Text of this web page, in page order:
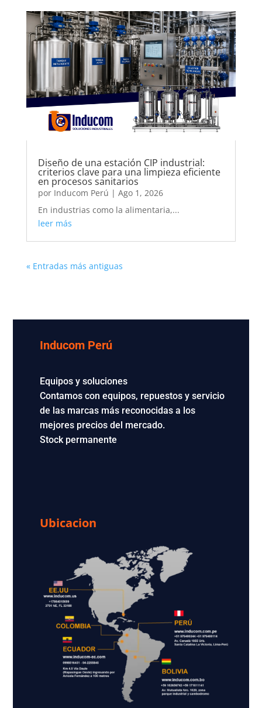
Diseño de una estación CIP industrial:
criterios clave para una limpieza eficiente
en procesos sanitarios
por Inducom Perú | Ago 1, 2026
En industrias como la alimentaria,...
leer más
« Entradas más antiguas
Inducom Perú
Equipos y soluciones
Contamos con equipos, repuestos y servicio
de las marcas más reconocidas a los
mejores precios del mercado.
Stock permanente
Ubicacion